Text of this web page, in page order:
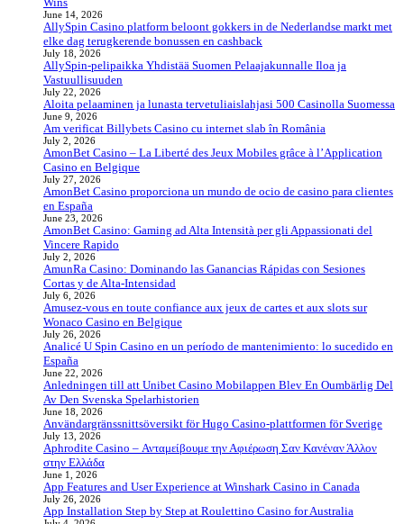
June 14, 2026
AllySpin Casino platform beloont gokkers in de Nederlandse markt met
elke dag terugkerende bonussen en cashback
July 18, 2026
AllySpin-pelipaikka Yhdistää Suomen Pelaajakunnalle Iloa ja
Vastuullisuuden
July 22, 2026
Aloita pelaaminen ja lunasta tervetuliaislahjasi 500 Casinolla Suomessa
June 9, 2026
Am verificat Billybets Casino cu internet slab în România
July 2, 2026
AmonBet Casino – La Liberté des Jeux Mobiles grâce à l’Application
Casino en Belgique
July 27, 2026
AmonBet Casino proporciona un mundo de ocio de casino para clientes
en España
June 23, 2026
AmonBet Casino: Gaming ad Alta Intensità per gli Appassionati del
Vincere Rapido
July 2, 2026
AmunRa Casino: Dominando las Ganancias Rápidas con Sesiones
Cortas y de Alta‑Intensidad
July 6, 2026
Amusez-vous en toute confiance aux jeux de cartes et aux slots sur
Wonaco Casino en Belgique
July 26, 2026
Analicé U Spin Casino en un período de mantenimiento: lo sucedido en
España
June 22, 2026
Anledningen till att Unibet Casino Mobilappen Blev En Oumbärlig Del
Av Den Svenska Spelarhistorien
June 18, 2026
Användargränssnittsöversikt för Hugo Casino-plattformen för Sverige
July 13, 2026
Aphrodite Casino – Ανταμείβουμε την Αφιέρωση Σαν Κανέναν Άλλον
στην Ελλάδα
June 1, 2026
App Features and User Experience at Winshark Casino in Canada
July 26, 2026
App Installation Step by Step at Roulettino Casino for Australia